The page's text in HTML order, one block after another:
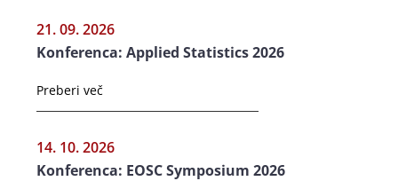
21. 09. 2026
Konferenca: Applied Statistics 2026
Preberi več
14. 10. 2026
Konferenca: EOSC Symposium 2026